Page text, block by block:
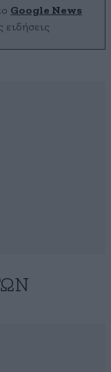
Google News
ειδήσεις